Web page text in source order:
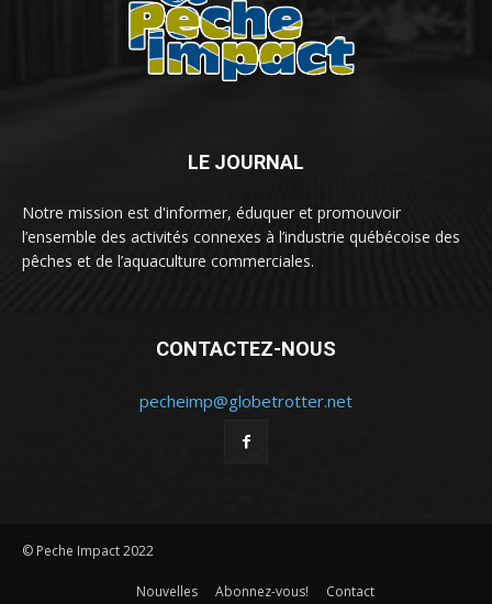
LE JOURNAL
Notre mission est d'informer, éduquer et promouvoir
l’ensemble des activités connexes à l’industrie québécoise des
pêches et de l’aquaculture commerciales.
CONTACTEZ-NOUS
pecheimp@globetrotter.net
© Peche Impact 2022
Nouvelles Abonnez-vous! Contact